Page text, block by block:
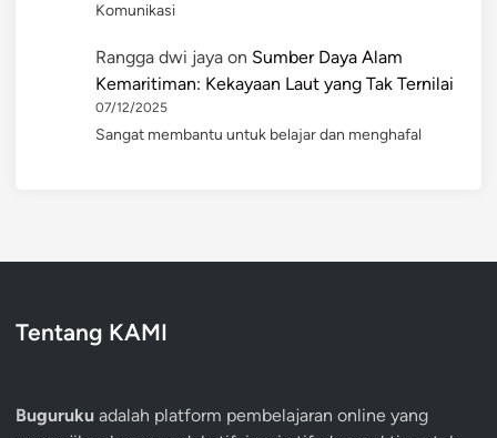
Komunikasi
Rangga dwi jaya on Sumber Daya Alam
Kemaritiman: Kekayaan Laut yang Tak Ternilai
07/12/2025
Sangat membantu untuk belajar dan menghafal
Tentang KAMI
Buguruku adalah platform pembelajaran online yang